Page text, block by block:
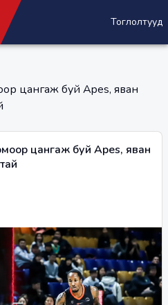
Тоглолтууд
цангаж буй Apes, яван
цангаж буй Apes, яван